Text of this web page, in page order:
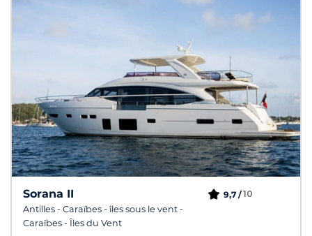
Sorana II
Antilles - Caraïbes - îles sous le vent -
Caraïbes - Îles du Vent
9,7 /10